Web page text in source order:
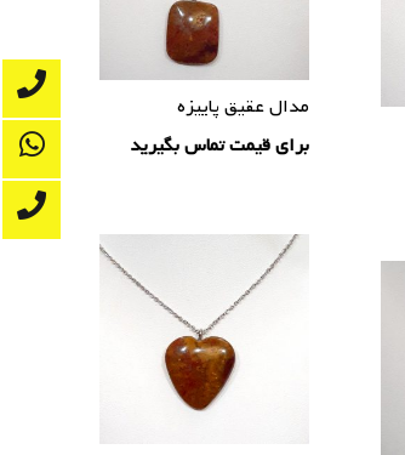
مدال عقیق پاییزه
برای قیمت تماس بگیرید